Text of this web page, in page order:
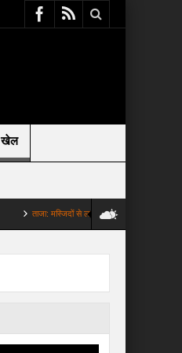
खेल
ताजा: मस्जिदों से लाउडस्पीकर हटाने पर बढ़ा विवाद CM शुभें…